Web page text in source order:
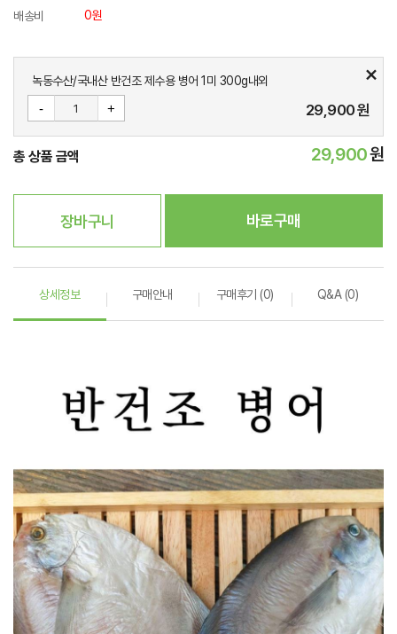
배송비 0원
녹동수산/국내산 반건조 제수용 병어 1미 300g내외
- + 29,900원
총 상품 금액 29,900원
장바구니 바로구매
상세정보 구매안내 구매후기 (0) Q&A (0)